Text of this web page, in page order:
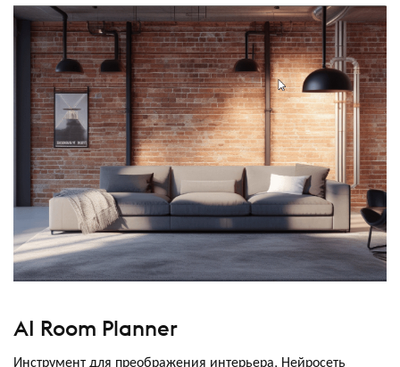
AI Room Planner
Инструмент для преображения интерьера. Нейросеть